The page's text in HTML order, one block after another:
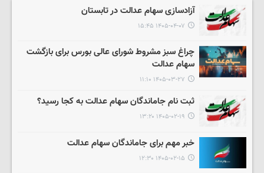
آزادسازی سهام عدالت در تابستان
۱۴۰۵-۰۴-۰۷ ۱۵:۴۵
چراغ سبز مشروط شورای عالی بورس برای بازگشت
سهام عدالت
۱۴۰۵-۰۳-۲۷ ۱۱:۱۰
ثبت نام جاماندگان سهام عدالت به کجا رسید؟
۱۴۰۵-۰۲-۱۹ ۱۳:۲۰
خبر مهم برای جاماندگان سهام عدالت
۱۴۰۵-۰۲-۱۵ ۱۲:۳۰